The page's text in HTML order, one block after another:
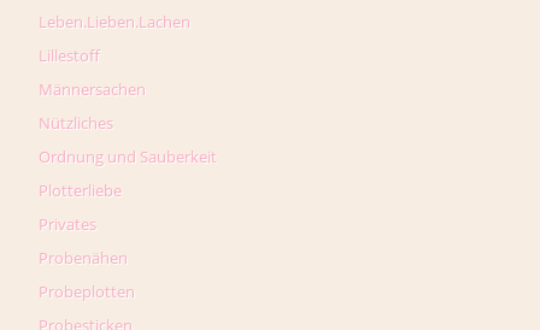
Leben.Lieben.Lachen
Lillestoff
Männersachen
Nützliches
Ordnung und Sauberkeit
Plotterliebe
Privates
Probenähen
Probeplotten
Probesticken